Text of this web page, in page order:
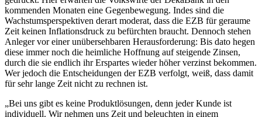
kommenden Monaten eine Gegenbewegung. Indes sind die
Wachstumsperspektiven derart moderat, dass die EZB für geraume
Zeit keinen Inflationsdruck zu befürchten braucht. Dennoch stehen
Anleger vor einer unübersehbaren Herausforderung: Bis dato hegen
diese immer noch die heimliche Hoffnung auf steigende Zinsen,
durch die sie endlich ihr Erspartes wieder höher verzinst bekommen.
Wer jedoch die Entscheidungen der EZB verfolgt, weiß, dass damit
für sehr lange Zeit nicht zu rechnen ist.
„Bei uns gibt es keine Produktlösungen, denn jeder Kunde ist
individuell. Wir nehmen uns Zeit und beleuchten in einem